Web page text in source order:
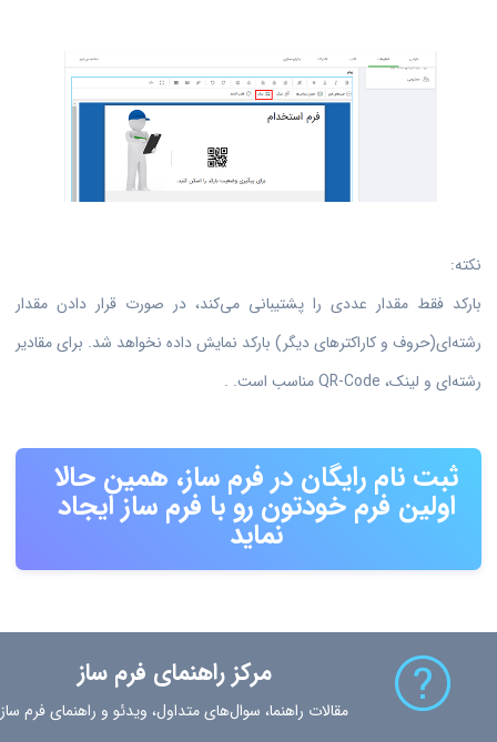
نکته:
بارکد فقط مقدار عددی را پشتیبانی می‌کند، در صورت قرار دادن مقدار
رشته‌ای(حروف و کاراکترهای دیگر) بارکد نمایش داده نخواهد شد. برای مقادیر
رشته‌ای و لینک، QR-Code مناسب است. .
ثبت نام رایگان در فرم ساز، همین حالا
اولین فرم خودتون رو با فرم ساز ایجاد
نماید
مرکز راهنمای فرم ساز
مقالات راهنما، سوال‌های متداول، ویدئو و راهنمای فرم ساز